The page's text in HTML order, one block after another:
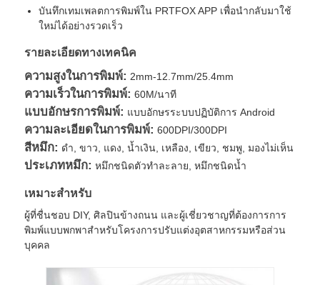
ทัวร์โรงงาน
ควบคุมคุณภาพ
ติดต่อเรา
ข่าว
ขออ้าง
เครื่องไฟเบอร์เลเซอร์มาร์คกิ้ง
บันทึกเทมเพลตการพิมพ์ใน PRTFOX APP เพื่อนำกลับมาใช้
ใหม่ได้อย่างรวดเร็ว
รายละเอียดทางเทคนิค
ความสูงในการพิมพ์: 2mm-12.7mm/25.4mm
ความเร็วในการพิมพ์: 60M/นาที
แบบอักษรการพิมพ์: แบบอักษรระบบปฏิบัติการ Android
ความละเอียดในการพิมพ์: 600DPI/300DPI
สีหมึก: ดำ, ขาว, แดง, น้ำเงิน, เหลือง, เขียว, ชมพู, มองไม่เห็น
ประเภทหมึก: หมึกชนิดตัวทำละลาย, หมึกชนิดน้ำ
เหมาะสำหรับ
ผู้ที่ชื่นชอบ DIY, ศิลปินข้างถนน และผู้เชี่ยวชาญที่ต้องการการ
พิมพ์แบบพกพาสำหรับโครงการปรับแต่งอุตสาหกรรมหรือส่วน
บุคคล